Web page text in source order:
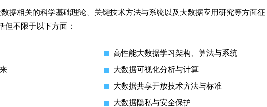
相关的科学基础理论、关键技术方法与系统以及大数据应用研究等方面征
但不限于以下方面：
高性能大数据学习架构、算法与系统
大数据可视化分析与计算
大数据共享开放技术方法与标准
大数据隐私与安全保护